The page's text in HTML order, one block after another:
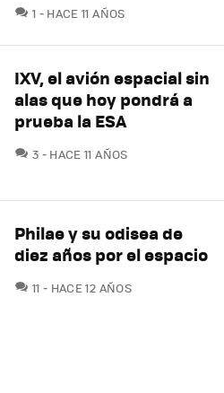
1 COMENTARIOS
HACE 11 AÑOS
IXV, el avión espacial sin
alas que hoy pondrá a
prueba la ESA
3 COMENTARIOS
HACE 11 AÑOS
Philae y su odisea de
diez años por el espacio
11 COMENTARIOS
HACE 12 AÑOS